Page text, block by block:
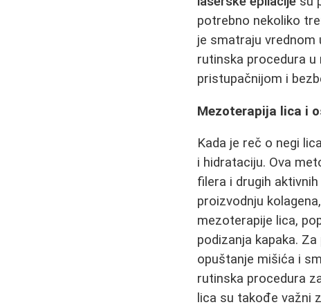
potrebno nekoliko
je smatraju vrednom
rutinska procedura u
pristupačnijom i
Mezoterapija lica i
Kada je reč o negi
i hidrataciju. Ova
filera i drugih
proizvodnju
mezoterapije lica,
podizanja kapaka.
opuštanje mišića i
rutinska procedura
lica su takođe važni